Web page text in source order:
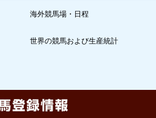
海外競馬場・日程
世界の競馬および生産統計